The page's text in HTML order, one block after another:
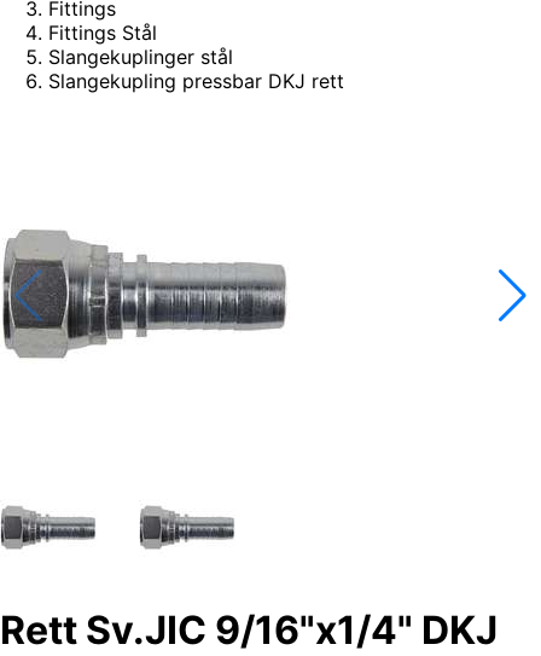
Fittings
Fittings Stål
Slangekuplinger stål
Slangekupling pressbar DKJ rett
Rett Sv.JIC 9/16"x1/4" DKJ